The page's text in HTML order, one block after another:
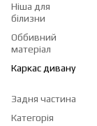
Ніша для
білизни
Оббивний
матеріал
Каркас дивану
Задня частина
Категорія